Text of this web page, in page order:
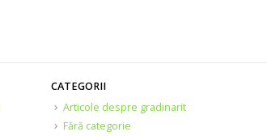
CATEGORII
Articole despre gradinarit
Fără categorie